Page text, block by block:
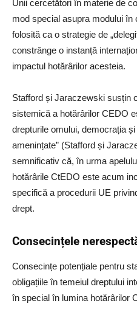
Unii cercetători în materie de
mod special asupra modului în
folosită ca o strategie de
constrânge o instanță
impactul hotărârilor acesteia.
Stafford și Jaraczewski susțin
sistemică a hotărârilor CEDO
drepturile omului, democrația
amenințate” (Stafford și
semnificativ că, în urma
hotărârile CtEDO este acum
specifică a procedurii UE
drept.
Consecințele
Consecințe potențiale pentru
obligațiile în temeiul dreptului
în special în lumina hotărârilor